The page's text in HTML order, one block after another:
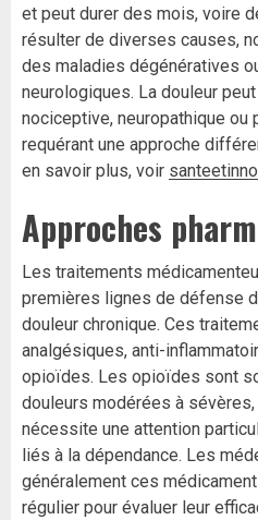
et peut durer des mois, voire
résulter de diverses causes,
des maladies dégénératives
neurologiques. La douleur
nociceptive, neuropathique ou
requérant une approche
en savoir plus, voir
Approches
Les traitements
premières lignes de défense
douleur chronique. Ces
analgésiques, anti-
opioïdes. Les opioïdes sont
douleurs modérées à
nécessite une attention
liés à la dépendance. Les
généralement ces
régulier pour évaluer leur